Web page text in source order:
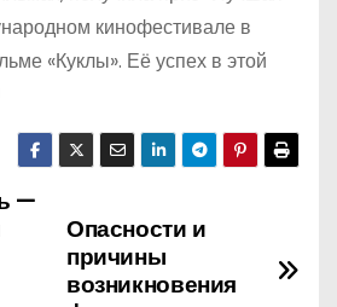
кинофестивале в
«Куклы». Её успех в этой
Опасности и
причины
возникновения
—